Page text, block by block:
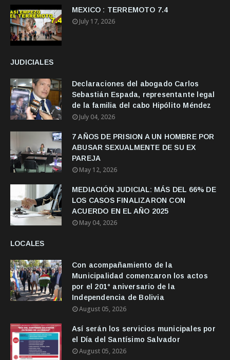
MEXICO : TERREMOTO 7.4
July 17, 2026
JUDICIALES
Declaraciones del abogado Carlos
Sebastián Espada, representante legal
de la familia del cabo Hipólito Méndez
July 04, 2026
7 AÑOS DE PRISION A UN HOMBRE POR
ABUSAR SEXUALMENTE DE SU EX
PAREJA
May 12, 2026
MEDIACIÓN JUDICIAL: MÁS DEL 66% DE
LOS CASOS FINALIZARON CON
ACUERDO EN EL AÑO 2025
May 04, 2026
LOCALES
Con acompañamiento de la
Municipalidad comenzaron los actos
por el 201° aniversario de la
Independencia de Bolivia
August 05, 2026
Así serán los servicios municipales por
el Día del Santísimo Salvador
August 05, 2026